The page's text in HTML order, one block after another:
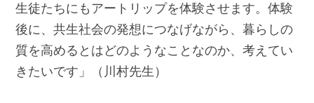
生徒たちにもアートリップを体験させます。体験
後に、共生社会の発想につなげながら、暮らしの
質を高めるとはどのようなことなのか、考えてい
きたいです」（川村先生）